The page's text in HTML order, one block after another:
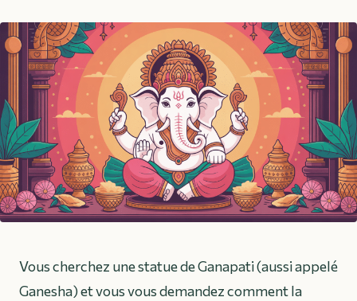
Vous cherchez une statue de Ganapati (aussi appelé
Ganesha) et vous vous demandez comment la